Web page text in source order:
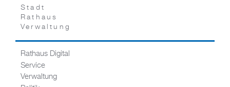
Stadt
Rathaus
Verwaltung
Rathaus Digital
Service
Verwaltung